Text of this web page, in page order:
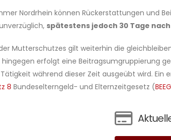
Nordrhein können Rückerstattungen und
spätestens jedoch 30 Tage
Mutterschutzes gilt weiterhin die
erfolgt eine Beitragsumgruppierung
während dieser Zeit ausgeübt wird. Ein
8 Bundeselterngeld- und Elternzeitgesetz (BEEG